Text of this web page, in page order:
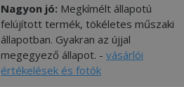
Nagyon jó: Megkímélt állapotú
felújított termék, tökéletes műszaki
állapotban. Gyakran az újjal
megegyező állapot. - vásárlói
értékelések és fotók